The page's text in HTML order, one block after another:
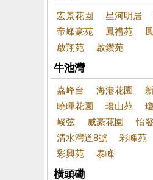
宏景花園 星河明居
帝峰豪苑
鳳禮苑
啟翔苑
啟鑽苑
牛池灣
嘉峰台 海港花園
曉暉花園
瓊山苑
峻弦
威豪花園 怡
清水灣道8號
彩峰苑
彩興苑
泰峰
橫頭磡